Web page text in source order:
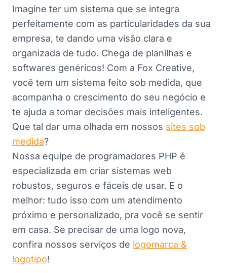
Imagine ter um sistema que se integra
perfeitamente com as particularidades da sua
empresa, te dando uma visão clara e
organizada de tudo. Chega de planilhas e
softwares genéricos! Com a Fox Creative,
você tem um sistema feito sob medida, que
acompanha o crescimento do seu negócio e
te ajuda a tomar decisões mais inteligentes.
Que tal dar uma olhada em nossos sites sob
medida?
Nossa equipe de programadores PHP é
especializada em criar sistemas web
robustos, seguros e fáceis de usar. E o
melhor: tudo isso com um atendimento
próximo e personalizado, pra você se sentir
em casa. Se precisar de uma logo nova,
confira nossos serviços de logomarca &
logotipo!